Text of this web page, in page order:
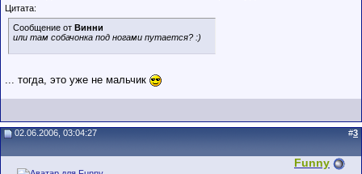
Цитата:
Сообщение от Винни
или там собачонка под ногами путается? :)
... тогда, это уже не мальчик
02.06.2006, 03:04:27 #3
Funny